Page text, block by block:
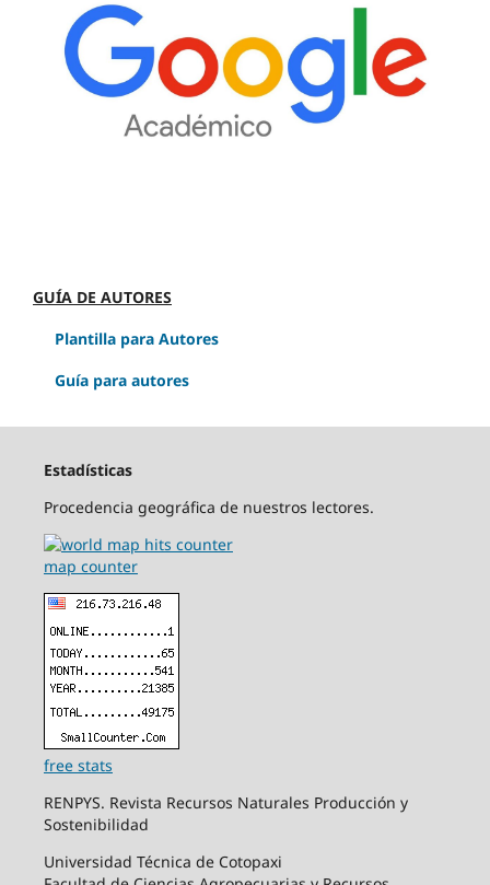
GUÍA DE AUTORES
Plantilla para Autores
Guía para autores
Estadísticas
Procedencia geográfica de nuestros lectores.
map counter
free stats
RENPYS. Revista Recursos Naturales Producción y
Sostenibilidad
Universidad Técnica de Cotopaxi